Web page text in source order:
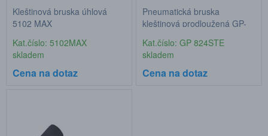
Kleštinová bruska úhlová
5102 MAX
Kat.číslo: 5102MAX
skladem
Cena na dotaz
Pneumatická bruska
kleštinová prodloužená GP-
Kat.číslo: GP 824STE
skladem
Cena na dotaz